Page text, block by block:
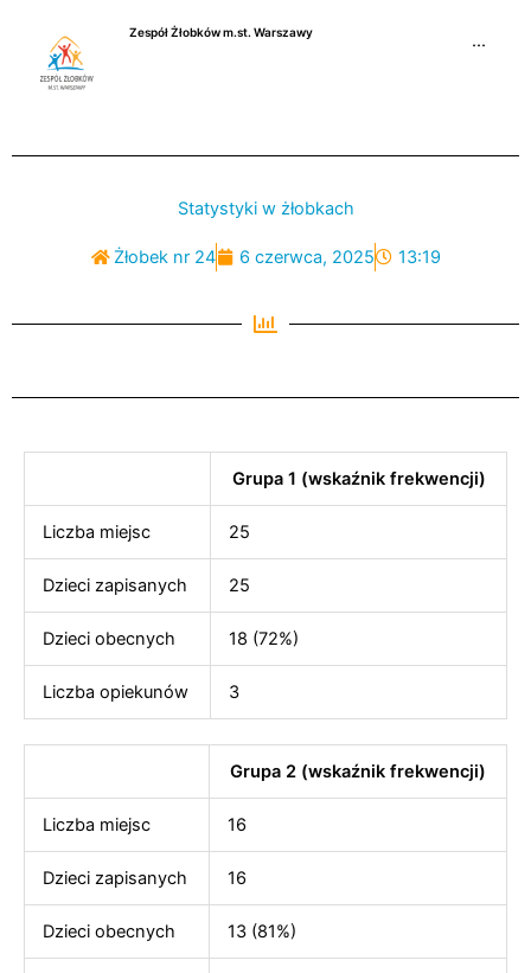
Zespół Żłobków m.st. Warszawy
···
Statystyki w żłobkach
Żłobek nr 24 6 czerwca, 2025 13:19
Grupa 1 (wskaźnik frekwencji)
Liczba miejsc 25
Dzieci zapisanych 25
Dzieci obecnych 18 (72%)
Liczba opiekunów 3
Grupa 2 (wskaźnik frekwencji)
Liczba miejsc 16
Dzieci zapisanych 16
Dzieci obecnych 13 (81%)